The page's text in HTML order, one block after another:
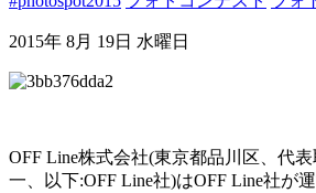
2015年 8月 19日 水曜日
OFF Line株式会社(東京都品川区、代
一、以下:OFF Line社)はOFF Line社が